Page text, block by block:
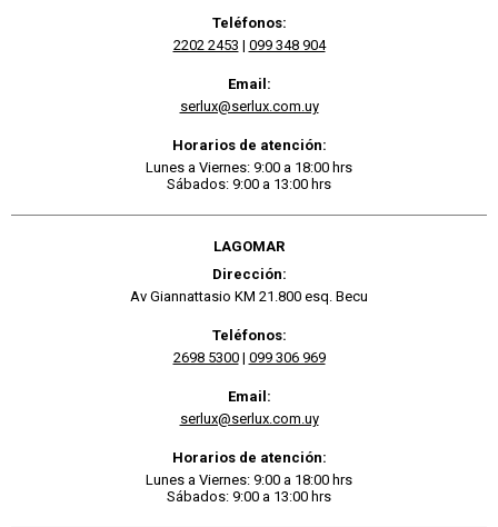
Teléfonos:
2202 2453 | 099 348 904
Email:
serlux@serlux.com.uy
Horarios de atención:
Lunes a Viernes: 9:00 a 18:00 hrs
Sábados: 9:00 a 13:00 hrs
LAGOMAR
Dirección:
Av Giannattasio KM 21.800 esq. Becu
Teléfonos:
2698 5300| 099 306 969
Email:
serlux@serlux.com.uy
Horarios de atención:
Lunes a Viernes: 9:00 a 18:00 hrs
Sábados: 9:00 a 13:00 hrs